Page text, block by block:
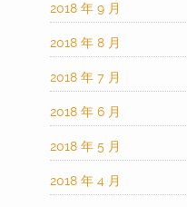
2018 年 9 月
2018 年 8 月
2018 年 7 月
2018 年 6 月
2018 年 5 月
2018 年 4 月